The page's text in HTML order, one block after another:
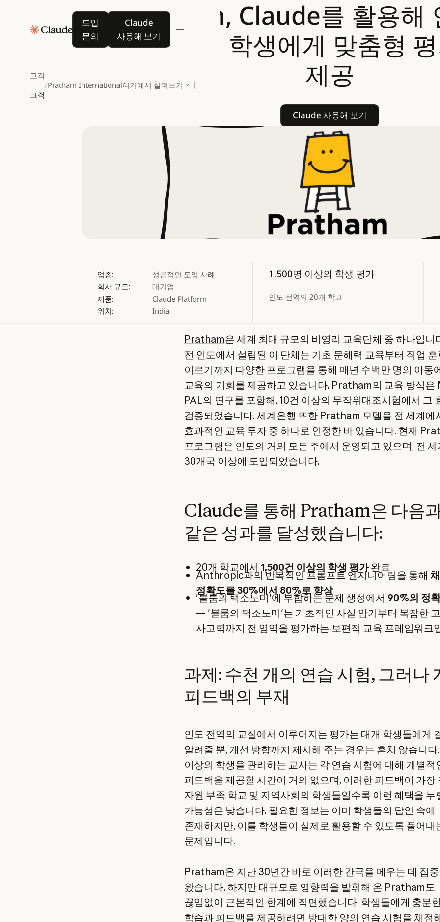
도입
문의
도입 문의
Claude
사용해 보기
Claude 사용해 보기
고객
고객
/Pratham International여기에서 살펴보기
Pratham, Claude를 활용해
수천
학생에게 맞춤형
제공
Claude 사용해 보기
Claude 사용해 보기
업종:
성공적인 도입 사례
회사 규모:
대기업
제품:
Claude Platform
위치:
India
1,500명 이상의 학생 평가
인도 전역의 20개 학교
Pratham은 세계 최대 규모의 비영리 교육단체 중 하나입니
전 인도에서 설립된 이 단체는 기초 문해력 교육부터 직업 훈
이르기까지 다양한 프로그램을 통해 매년 수백만 명의 아동
교육의 기회를 제공하고 있습니다. Pratham의 교육 방식은
PAL의 연구를 포함해, 10건 이상의 무작위대조시험에서 그
검증되었습니다. 세계은행 또한 Pratham 모델을 전 세계에
효과적인 교육 투자 중 하나로 인정한 바 있습니다. 현재
프로그램은 인도의 거의 모든 주에서 운영되고 있으며, 전 세
30개국 이상에 도입되었습니다.
Claude를 통해 Pratham은 다음
같은 성과를 달성했습니다:
20개 학교에서 1,500건 이상의 학생 평가완료
Anthropic과의 반복적인 프롬프트 엔지니어링을 통해
정확도를 30%에서 80%로 향상
'블룸의 택소노미'에 부합하는 문제 생성에서 90%의 정
— '블룸의 택소노미'는 기초적인 사실 암기부터 복잡한
사고력까지 전 영역을 평가하는 보편적 교육 프레임워크
과제: 수천 개의 연습 시험, 그러나
피드백의 부재
인도 전역의 교실에서 이루어지는 평가는 대개 학생들에게
알려줄 뿐, 개선 방향까지 제시해 주는 경우는 흔치 않습니다
이상의 학생을 관리하는 교사는 각 연습 시험에 대해 개별적
피드백을 제공할 시간이 거의 없으며, 이러한 피드백이 가장
자원 부족 학교 및 지역사회의 학생들일수록 이런 혜택을 누
가능성은 낮습니다. 필요한 정보는 이미 학생들의 답안 속에
존재하지만, 이를 학생들이 실제로 활용할 수 있도록 풀어내
문제입니다.
Pratham은 지난 30년간 바로 이러한 간극을 메우는 데 집중
왔습니다. 하지만 대규모로 영향력을 발휘해 온 Pratham도
끊임없이 근본적인 한계에 직면했습니다. 학생들에게 충분
학습과 피드백을 제공하려면 방대한 양의 연습 시험을 채점